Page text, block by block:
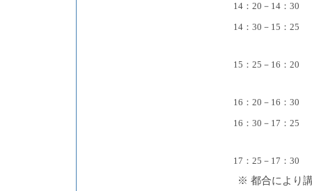
14：20－14：30
14：30－15：25
15：25－16：20
16：20－16：30
16：30－17：25
17：25－17：30
※ 都合により